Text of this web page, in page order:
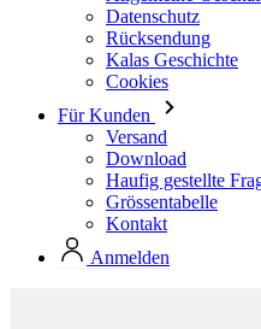
Für Kunden
Versand
Download
Haufig gestellte
Grössentabelle
Kontakt
Anmelden